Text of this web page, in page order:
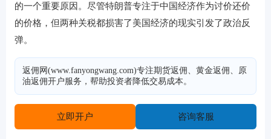
的一个重要原因。尽管特朗普专注于中国经济作为讨价还价
的价格，但两种关税都损害了美国经济的现实引发了政治反
弹。
返佣网(www.fanyongwang.com)专注期货返佣、黄金返佣、原
油返佣开户服务，帮助投资者降低交易成本。
立即开户 咨询客服